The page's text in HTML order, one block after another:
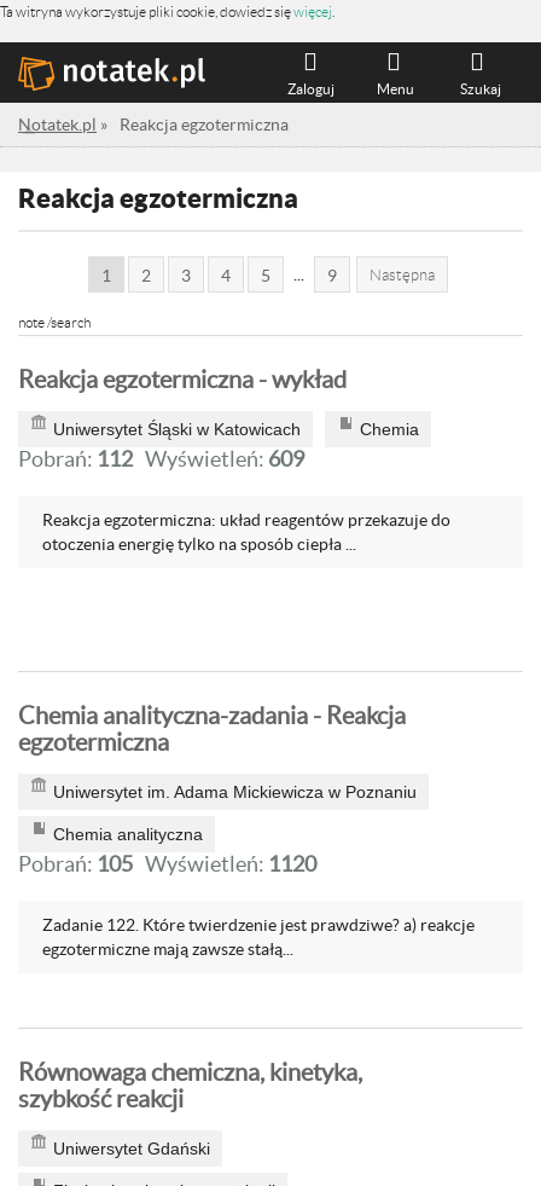
Ta witryna wykorzystuje pliki cookie, dowiedz sięwięcej
Szukaj
Menu
Zaloguj
Notatek.pl » Reakcja egzotermiczna
Reakcja egzotermiczna
1 2 3 4 5 9 Następna
note /search
Reakcja egzotermiczna - wykład
Uniwersytet Śląski w Katowicach Chemia
Pobrań: 112 Wyświetleń: 609
Reakcja egzotermiczna: układ reagentów przekazuje do
otoczenia energię tylko na sposób ciepła ...
Chemia analityczna-zadania - Reakcja
egzotermiczna
Uniwersytet im. Adama Mickiewicza w Poznaniu
Chemia analityczna
Pobrań: 105 Wyświetleń: 1120
Zadanie 122. Które twierdzenie jest prawdziwe? a) reakcje
egzotermiczne mają zawsze stałą...
Równowaga chemiczna, kinetyka,
szybkość reakcji
Uniwersytet Gdański